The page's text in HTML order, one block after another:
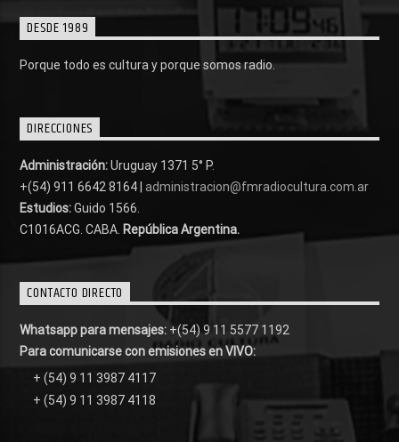
DESDE 1989
Porque todo es cultura y porque somos radio.
DIRECCIONES
Administración:Uruguay 1371 5° P.
+(54) 911 6642 8164 | administracion@fmradiocultura.com.ar
Estudios:Guido 1566.
C1016ACG . CABA. República Argentina.
CONTACTO DIRECTO
Whatsapp para mensajes: +(54) 9 11 5577 1192
Para comunicarse con emisiones en VIVO:
+ (54) 9 11 3987 4117
+ (54) 9 11 3987 4118